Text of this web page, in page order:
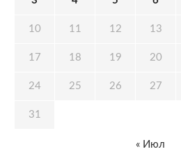
10 11 12 13
17 18 19 20
24 25 26 27
31
« Июл